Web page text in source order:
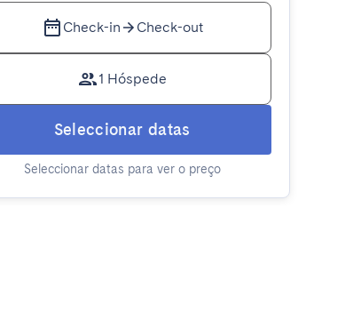
Check-in Check-out
1 Hóspede
Seleccionar datas
Seleccionar datas para ver o preço